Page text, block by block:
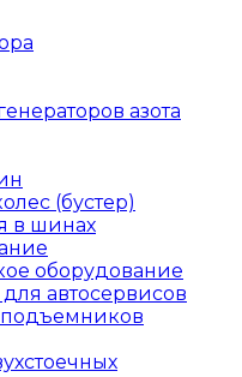
азота
(бустер)
в шинах
оборудование
автосервисов
подъемников